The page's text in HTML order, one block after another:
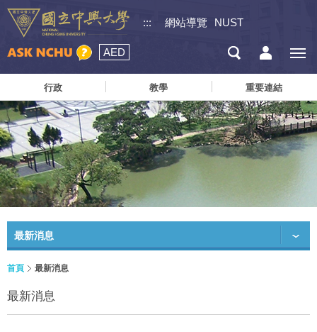
::: 網站導覽 NUST
AED
行政 教學 重要連結
最新消息
首頁 最新消息
最新消息